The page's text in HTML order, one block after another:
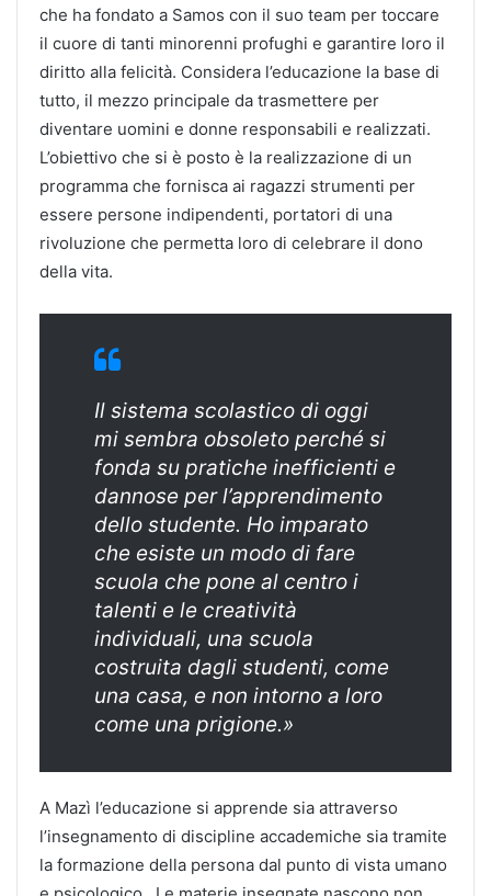
che ha fondato a Samos con il suo team per toccare
il cuore di tanti minorenni profughi e garantire loro il
diritto alla felicità. Considera l’educazione la base di
tutto, il mezzo principale da trasmettere per
diventare uomini e donne responsabili e realizzati.
L’obiettivo che si è posto è la realizzazione di un
programma che fornisca ai ragazzi strumenti per
essere persone indipendenti, portatori di una
rivoluzione che permetta loro di celebrare il dono
della vita.
Il sistema scolastico di oggi
mi sembra obsoleto perché si
fonda su pratiche inefficienti e
dannose per l’apprendimento
dello studente. Ho imparato
che esiste un modo di fare
scuola che pone al centro i
talenti e le creatività
individuali, una scuola
costruita dagli studenti, come
una casa, e non intorno a loro
come una prigione.»
A Mazì l’educazione si apprende sia attraverso
l’insegnamento di discipline accademiche sia tramite
la formazione della persona dal punto di vista umano